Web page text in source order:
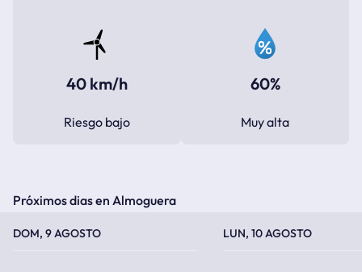
40 km/h
Riesgo bajo
60%
Muy alta
Próximos dias en Almoguera
DOM, 9 AGOSTO LUN, 10 AGOSTO